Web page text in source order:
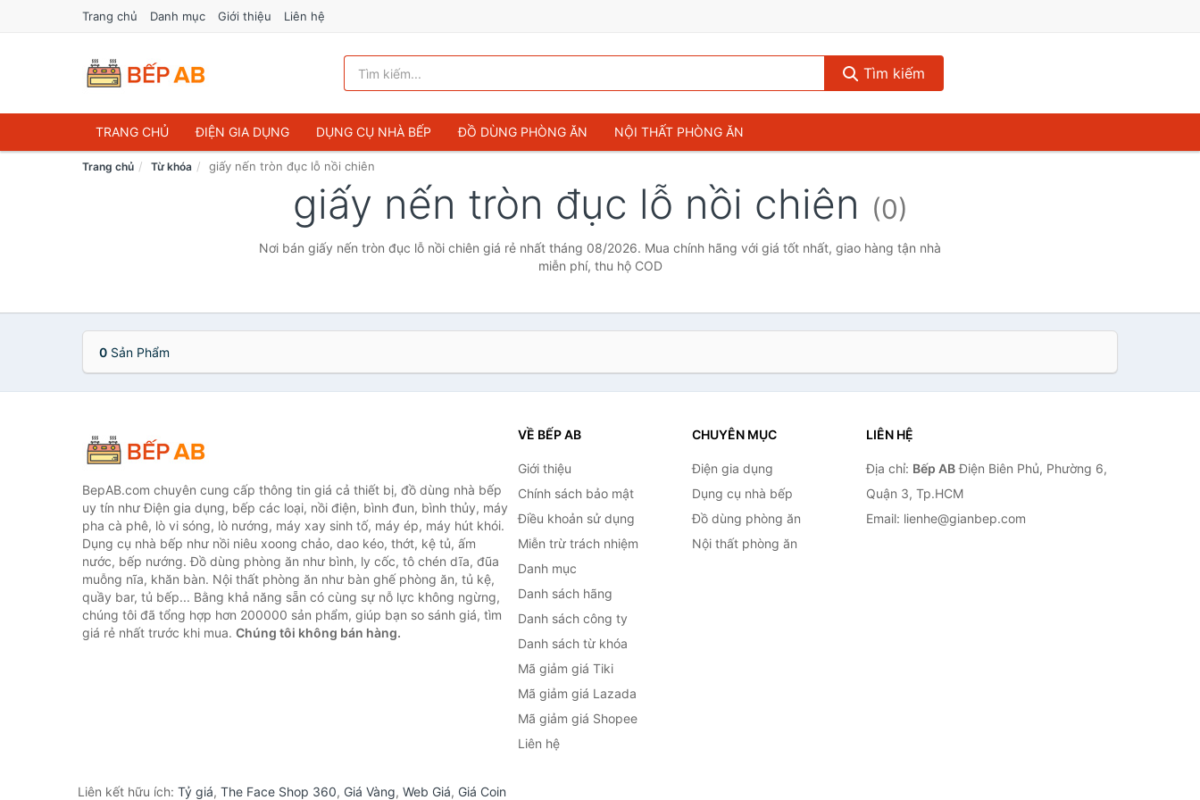
Trang chủ Danh mục Giới thiệu Liên hệ
Tìm kiếm
TRANG CHỦ ĐIỆN GIA DỤNG DỤNG CỤ NHÀ BẾP ĐỒ DÙNG PHÒNG ĂN NỘI THẤT PHÒNG ĂN
Trang chủ Từ khóa giấy nến tròn đục lỗ nồi chiên
giấy nến tròn đục lỗ nồi chiên (0)
Nơi bán giấy nến tròn đục lỗ nồi chiên giá rẻ nhất tháng 08/2026. Mua chính hãng với giá tốt nhất, giao hàng tận nhà
miễn phí, thu hộ COD
0 Sản Phẩm
BepAB.com chuyên cung cấp thông tin giá cả thiết bị, đồ dùng nhà bếp
uy tín như Điện gia dụng, bếp các loại, nồi điện, bình đun, bình thủy, máy
pha cà phê, lò vi sóng, lò nướng, máy xay sinh tố, máy ép, máy hút khói.
Dụng cụ nhà bếp như nồi niêu xoong chảo, dao kéo, thớt, kệ tủ, ấm
nước, bếp nướng. Đồ dùng phòng ăn như bình, ly cốc, tô chén dĩa, đũa
muỗng nĩa, khăn bàn. Nội thất phòng ăn như bàn ghế phòng ăn, tủ kệ,
quầy bar, tủ bếp... Bằng khả năng sẵn có cùng sự nỗ lực không ngừng,
chúng tôi đã tổng hợp hơn 200000 sản phẩm, giúp bạn so sánh giá, tìm
giá rẻ nhất trước khi mua. Chúng tôi không bán hàng.
VỀ BẾP AB
Giới thiệu
Chính sách bảo mật
Điều khoản sử dụng
Miễn trừ trách nhiệm
Danh mục
Danh sách hãng
Danh sách công ty
Danh sách từ khóa
Mã giảm giá Tiki
Mã giảm giá Lazada
Mã giảm giá Shopee
Liên hệ
CHUYÊN MỤC
Điện gia dụng
Dụng cụ nhà bếp
Đồ dùng phòng ăn
Nội thất phòng ăn
LIÊN HỆ
Địa chỉ: Bếp ABĐiện Biên Phủ, Phường 6,
Quận 3, Tp.HCM
Email: lienhe@gianbep.com
Liên kết hữu ích: Tỷ giá, The Face Shop 360, Giá Vàng, Web Giá, Giá Coin